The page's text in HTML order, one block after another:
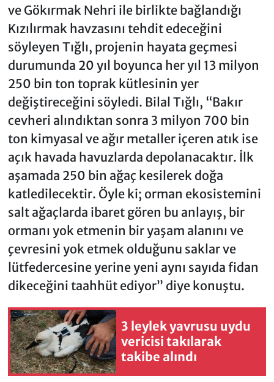
ve Gökırmak Nehri ile birlikte bağlandığı
Kızılırmak havzasını tehdit edeceğini
söyleyen Tığlı, projenin hayata geçmesi
durumunda 20 yıl boyunca her yıl 13 milyon
250 bin ton toprak kütlesinin yer
değiştireceğini söyledi. Bilal Tığlı, “Bakır
cevheri alındıktan sonra 3 milyon 700 bin
ton kimyasal ve ağır metaller içeren atık ise
açık havada havuzlarda depolanacaktır. İlk
aşamada 250 bin ağaç kesilerek doğa
katledilecektir. Öyle ki; orman ekosistemini
salt ağaçlarda ibaret gören bu anlayış, bir
ormanı yok etmenin bir yaşam alanını ve
çevresini yok etmek olduğunu saklar ve
lütfedercesine yerine yeni aynı sayıda fidan
dikeceğini taahhüt ediyor” diye konuştu.
3 leylek yavrusu uydu
vericisi takılarak
takibe alındı